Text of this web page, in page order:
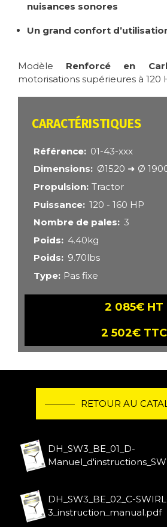
nuisances sonores
Un grand confort
Modèle Renforcé en
motorisations supérieures à 120
CARACTÉRISTIQUES
Référence
01-43-xxx
Dimensions
Ø1520 ➜ Ø
Propulsion Tractor
Puissance
120 - 160 HP
Nombre de pales
3
Poids
4.40kg
Poids
9.70lbs
Type Pas fixe
2 085€ HT
2 502€ TTC
RETOUR AU
DH_SW3_BE_01_D-
DH_SW3_BE_02_C-
3_instruction_manual.pdf